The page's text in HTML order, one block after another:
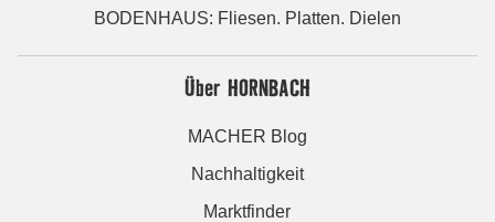
BODENHAUS: Fliesen. Platten. Dielen
Über HORNBACH
MACHER Blog
Nachhaltigkeit
Marktfinder